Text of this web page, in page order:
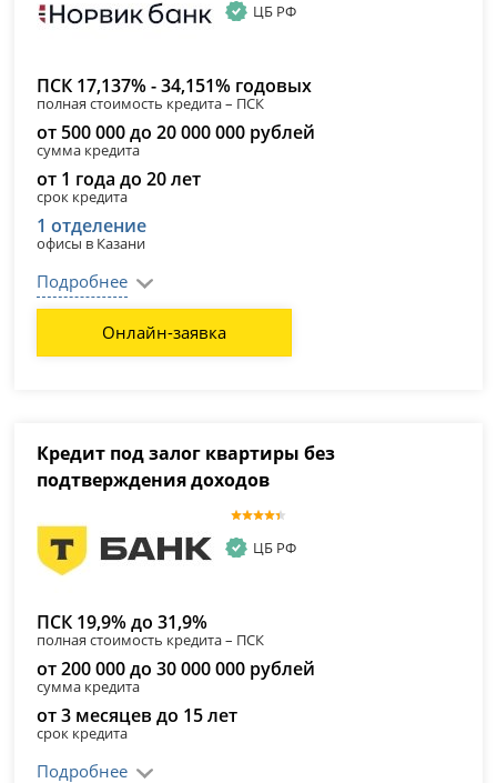
ЦБ РФ
ПСК 17,137% - 34,151% годовых
полная стоимость кредита – ПСК
от 500 000 до 20 000 000 рублей
сумма кредита
от 1 года до 20 лет
срок кредита
1 отделение
офисы в Казани
Подробнее
Онлайн-заявка
Кредит под залог квартиры без
подтверждения доходов
ЦБ РФ
ПСК 19,9% до 31,9%
полная стоимость кредита – ПСК
от 200 000 до 30 000 000 рублей
сумма кредита
от 3 месяцев до 15 лет
срок кредита
Подробнее